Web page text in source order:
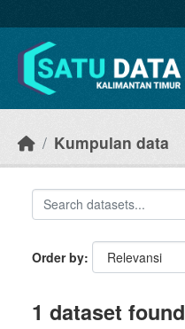
Kumpulan data
Order by
1 dataset found